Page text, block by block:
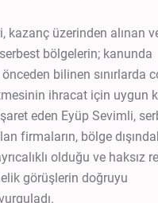
kazanç üzerinden alınan
bölgelerin; kanunda
bilinen sınırlarda
ihracat için uygun
eden Eyüp Sevimli,
firmaların, bölge
olduğu ve haksız
görüşlerin doğruyu